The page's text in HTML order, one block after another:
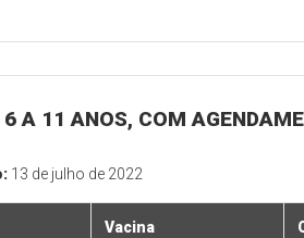
6 A 11 ANOS, COM
13 de julho de 2022
Vacina